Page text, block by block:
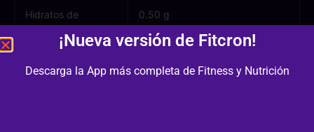
Hidratos de
carbono:
0.50 g
Azúcares: 0.50 g
¡Nueva versión de Fitcron!
Descarga la App más completa de Fitness y Nutrición